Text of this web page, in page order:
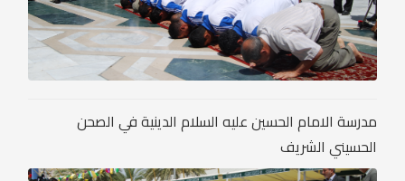
مدرسة الامام الحسين عليه السلام الدينية في الصحن
الحسيني الشريف